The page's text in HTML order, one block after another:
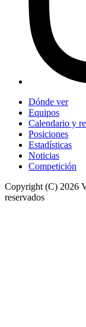
Dónde ver
Equipos
Calendario y
Posiciones
Estadísticas
Noticias
Competición
Copyright (C) 2026
reservados